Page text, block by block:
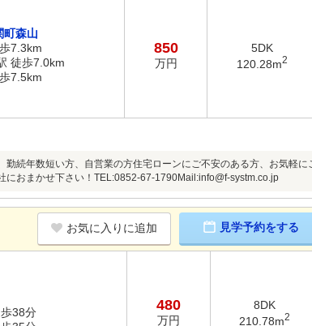
町森山
7.3km
徒歩7.0km
7.5km
850
万円
5DK
120.28m2
続年数短い方、自営業の方住宅ローンにご不安のある方、お気軽
におまかせ下さい！TEL:0852-67-1790Mail:info@f-systm.co.jp
お気に入りに追加 見学予約をする
38分
480
万円
8DK
210.78m2